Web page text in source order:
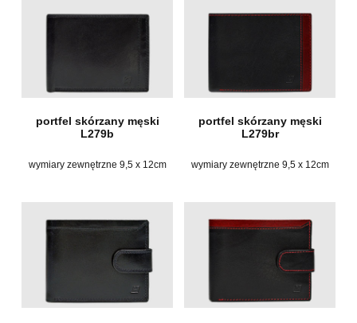
portfel skórzany męski
L279b
wymiary zewnętrzne 9,5 x 12cm
portfel skórzany męski
L279br
wymiary zewnętrzne 9,5 x 12cm